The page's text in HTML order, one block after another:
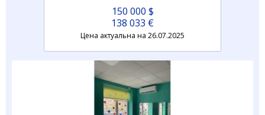
150 000 $
138 033 €
Цена актуальна на 26.07.2025